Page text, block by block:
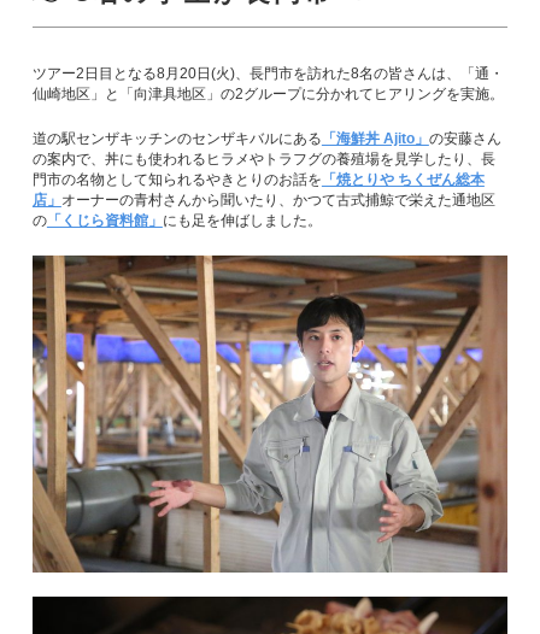
ツアー2日目となる8月20日(火)、長門市を訪れた8名の皆さんは、「通・
仙崎地区」と「向津具地区」の2グループに分かれてヒアリングを実施。
道の駅センザキッチンのセンザキバルにある 「海鮮丼 Ajito」 の安藤さん
の案内で、丼にも使われるヒラメやトラフグの養殖場を見学したり、長
門市の名物として知られるやきとりのお話を 「焼とりや ちくぜん総本
店」 オーナーの青村さんから聞いたり、かつて古式捕鯨で栄えた通地区
の「くじら資料館」 にも足を伸ばしました。